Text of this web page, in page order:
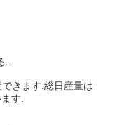
きます.総日産量は
す.